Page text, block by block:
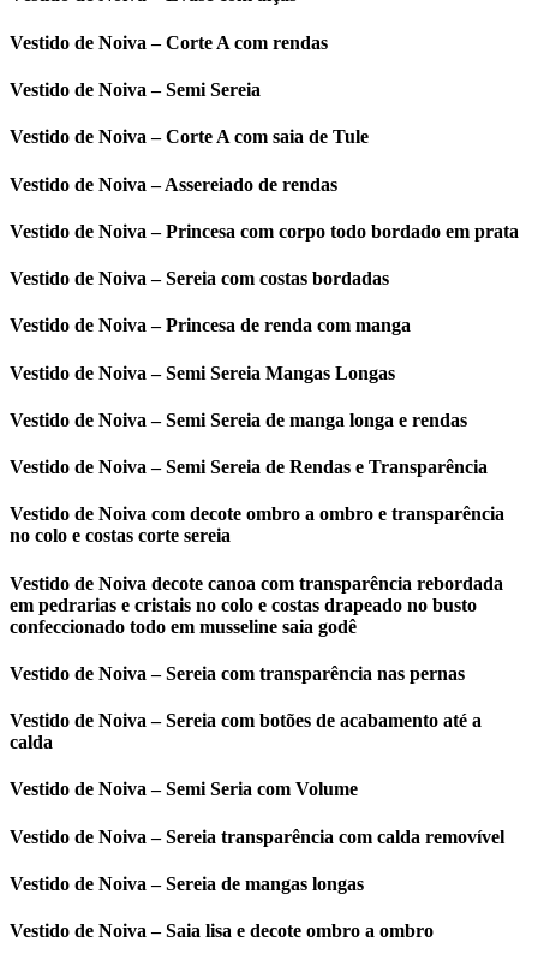
Vestido de Noiva – Corte A com rendas
Vestido de Noiva – Semi Sereia
Vestido de Noiva – Corte A com saia de Tule
Vestido de Noiva – Assereiado de rendas
Vestido de Noiva – Princesa com corpo todo bordado em prata
Vestido de Noiva – Sereia com costas bordadas
Vestido de Noiva – Princesa de renda com manga
Vestido de Noiva – Semi Sereia Mangas Longas
Vestido de Noiva – Semi Sereia de manga longa e rendas
Vestido de Noiva – Semi Sereia de Rendas e Transparência
Vestido de Noiva com decote ombro a ombro e transparência
no colo e costas corte sereia
Vestido de Noiva decote canoa com transparência rebordada
em pedrarias e cristais no colo e costas drapeado no busto
confeccionado todo em musseline saia godê
Vestido de Noiva – Sereia com transparência nas pernas
Vestido de Noiva – Sereia com botões de acabamento até a
calda
Vestido de Noiva – Semi Seria com Volume
Vestido de Noiva – Sereia transparência com calda removível
Vestido de Noiva – Sereia de mangas longas
Vestido de Noiva – Saia lisa e decote ombro a ombro